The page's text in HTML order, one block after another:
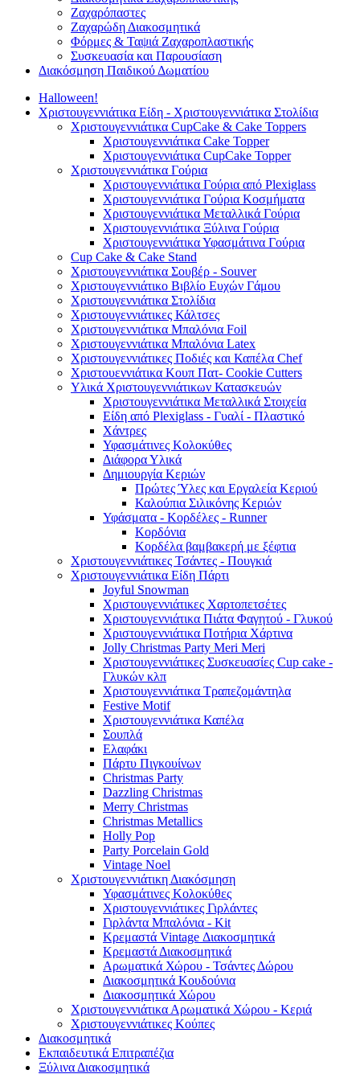
Ζαχαρόπαστες
Ζαχαρώδη Διακοσμητικά
Φόρμες & Ταψιά Ζαχαροπλαστικής
Συσκευασία και Παρουσίαση
Διακόσμηση Παιδικού Δωματίου
Halloween!
Χριστουγεννιάτικα Είδη - Χριστουγεννιάτικα Στολίδια
Χριστουγεννιάτικα CupCake & Cake Toppers
Χριστουγεννιάτικα Cake Topper
Χριστουγεννιάτικα CupCake Topper
Χριστουγεννιάτικα Γούρια
Χριστουγεννιάτικα Γούρια από Plexiglass
Χριστουγεννιάτικα Γούρια Κοσμήματα
Χριστουγεννιάτικα Μεταλλικά Γούρια
Χριστουγεννιάτικα Ξύλινα Γούρια
Χριστουγεννιάτικα Υφασμάτινα Γούρια
Cup Cake & Cake Stand
Χριστουγεννιάτικα Σουβέρ - Souver
Χριστουγεννιάτικο Βιβλίο Ευχών Γάμου
Χριστουγεννιάτικα Στολίδια
Χριστουγεννιάτικες Κάλτσες
Χριστουγεννιάτικα Μπαλόνια Foil
Χριστουγεννιάτικα Μπαλόνια Latex
Χριστουγεννιάτικες Ποδιές και Καπέλα Chef
Χριστουεννιάτικα Κουπ Πατ- Cookie Cutters
Υλικά Χριστουγεννιάτικων Κατασκευών
Χριστουγεννιάτικα Μεταλλικά Στοιχεία
Είδη από Plexiglass - Γυαλί - Πλαστικό
Χάντρες
Υφασμάτινες Κολοκύθες
Διάφορα Υλικά
Δημιουργία Κεριών
Πρώτες Ύλες και Εργαλεία Κεριού
Καλούπια Σιλικόνης Κεριών
Υφάσματα - Κορδέλες - Runner
Κορδόνια
Κορδέλα βαμβακερή με ξέφτια
Χριστουγεννιάτικες Τσάντες - Πουγκιά
Χριστουγεννιάτικα Είδη Πάρτι
Joyful Snowman
Χριστουγεννιάτικες Χαρτοπετσέτες
Χριστουγεννιάτικα Πιάτα Φαγητού - Γλυκού
Χριστουγεννιάτικα Ποτήρια Χάρτινα
Jolly Christmas Party Meri Meri
Χριστουγεννιάτικες Συσκευασίες Cup cake -
Γλυκών κλπ
Χριστουγεννιάτικα Τραπεζομάντηλα
Festive Motif
Χριστουγεννιάτικα Καπέλα
Σουπλά
Ελαφάκι
Πάρτυ Πιγκουίνων
Christmas Party
Dazzling Christmas
Merry Christmas
Christmas Metallics
Holly Pop
Party Porcelain Gold
Vintage Noel
Χριστουγεννιάτικη Διακόσμηση
Υφασμάτινες Κολοκύθες
Χριστουγεννιάτικες Γιρλάντες
Γιρλάντα Μπαλόνια - Kit
Κρεμαστά Vintage Διακοσμητικά
Κρεμαστά Διακοσμητικά
Αρωματικά Χώρου - Τσάντες Δώρου
Διακοσμητικά Κουδούνια
Διακοσμητικά Χώρου
Χριστουγεννιάτικα Αρωματικά Χώρου - Κεριά
Χριστουγεννιάτικες Κούπες
Διακοσμητικά
Εκπαιδευτικά Επιτραπέζια
Ξύλινα Διακοσμητικά